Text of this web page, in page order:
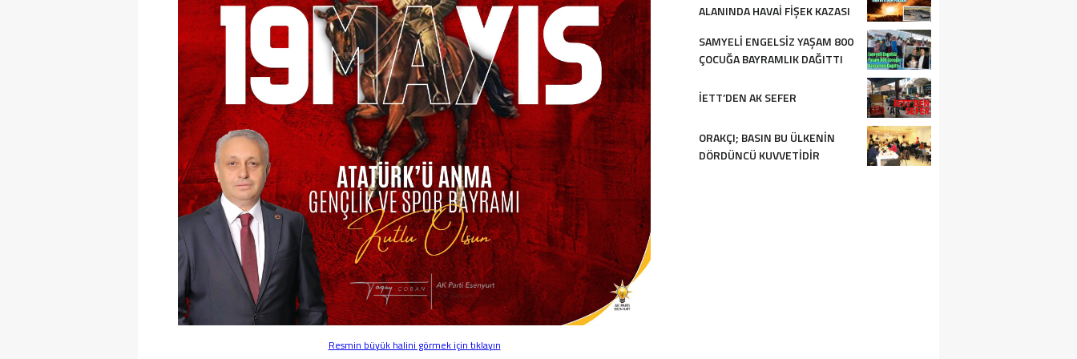
Resmin büyük halini görmek için tıklayın
ALANINDA HAVAI FIŞEK KAZASI
SAMYELI ENGELSIZ YAŞAM 800
ÇOCUĞA BAYRAMLIK DAĞITTI
İETT’DEN AK SEFER
ORAKÇI; BASIN BU ÜLKENIN
DÖRDÜNCÜ KUVVETIDIR